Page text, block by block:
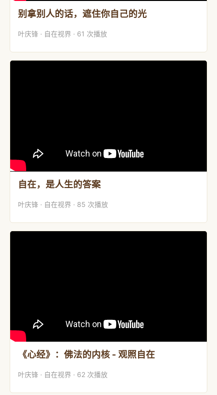
别拿别人的话，遮住你自己的光
叶庆锋 · 自在视界 · 61 次播放
自在，是人生的答案
叶庆锋 · 自在视界 · 85 次播放
《心经》：佛法的内核 - 观照自在
叶庆锋 · 自在视界 · 62 次播放